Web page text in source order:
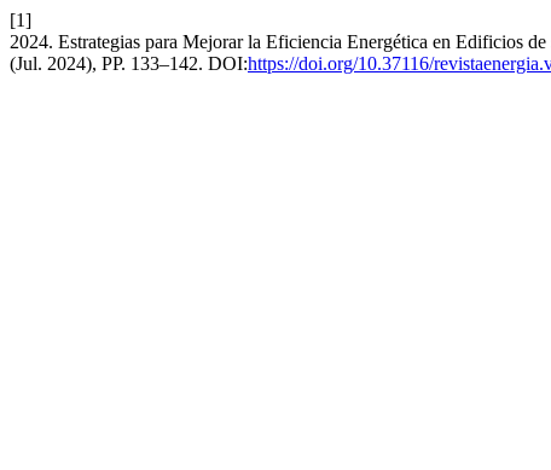
[1]
2024. Estrategias para Mejorar la Eficiencia Energética en Edificios
(Jul. 2024), PP. 133–142. DOI:https://doi.org/10.37116/